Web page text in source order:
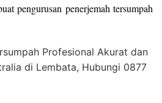
pengurusan penerjemah tersumpah